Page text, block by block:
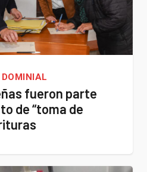
fueron parte
de “toma de